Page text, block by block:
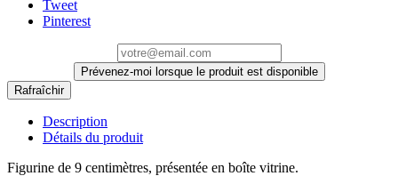
Tweet
Pinterest
Prévenez-moi lorsque le produit est disponible
Description
Détails du produit
Figurine de 9 centimètres, présentée en boîte vitrine.